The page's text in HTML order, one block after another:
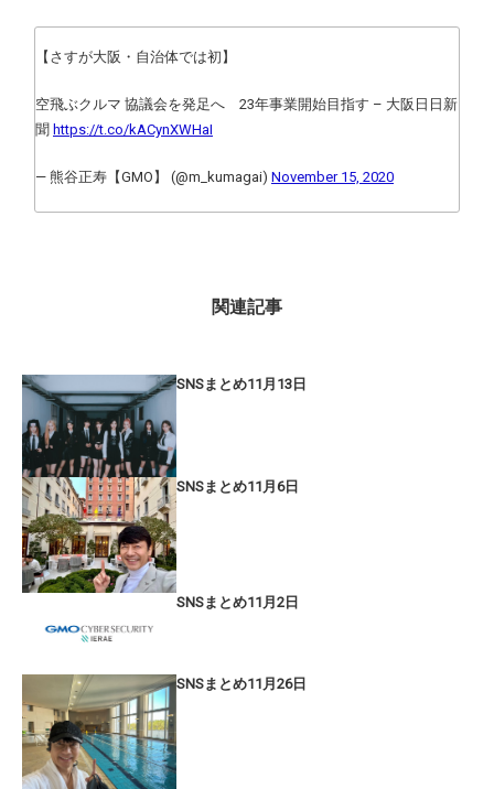
【さすが大阪・自治体では初】
空飛ぶクルマ 協議会を発足へ 23年事業開始目指す – 大阪日日新
聞 https://t.co/kACynXWHaI
— 熊谷正寿【GMO】 (@m_kumagai) November 15, 2020
関連記事
SNSまとめ11月13日
SNSまとめ11月6日
SNSまとめ11月2日
SNSまとめ11月26日